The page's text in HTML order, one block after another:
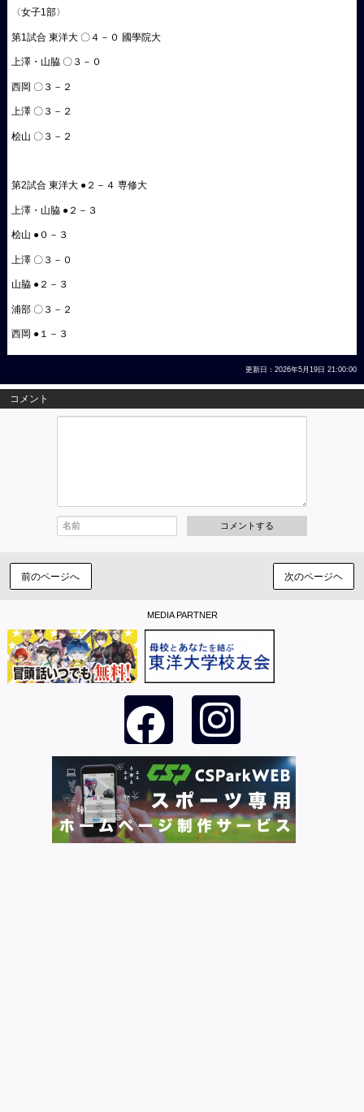
〈女子1部〉
第1試合 東洋大 〇４－０ 國學院大
上澤・山脇 〇３－０
西岡 〇３－２
上澤 〇３－２
桧山 〇３－２
第2試合 東洋大 ●２－４ 専修大
上澤・山脇 ●２－３
桧山 ●０－３
上澤 〇３－０
山脇 ●２－３
浦部 〇３－２
西岡 ●１－３
更新日：2026年5月19日 21:00:00
コメント
コメントする
前のページへ 次のページヘ
MEDIA PARTNER